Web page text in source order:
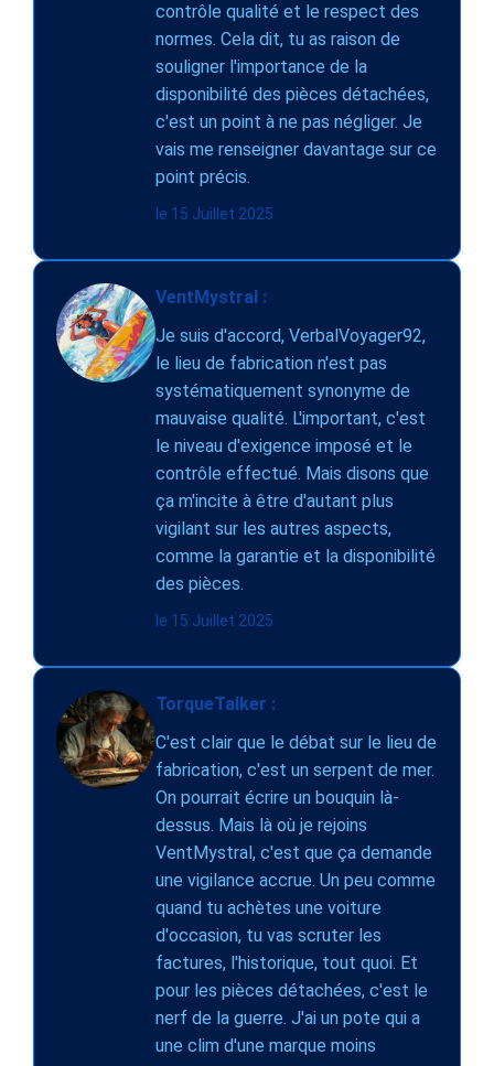
contrôle qualité et le respect des
normes. Cela dit, tu as raison de
souligner l'importance de la
disponibilité des pièces détachées,
c'est un point à ne pas négliger. Je
vais me renseigner davantage sur ce
point précis.
le 15 Juillet 2025
VentMystral :
Je suis d'accord, VerbalVoyager92,
le lieu de fabrication n'est pas
systématiquement synonyme de
mauvaise qualité. L'important, c'est
le niveau d'exigence imposé et le
contrôle effectué. Mais disons que
ça m'incite à être d'autant plus
vigilant sur les autres aspects,
comme la garantie et la disponibilité
des pièces.
le 15 Juillet 2025
TorqueTalker :
C'est clair que le débat sur le lieu de
fabrication, c'est un serpent de mer.
On pourrait écrire un bouquin là-
dessus. Mais là où je rejoins
VentMystral, c'est que ça demande
une vigilance accrue. Un peu comme
quand tu achètes une voiture
d'occasion, tu vas scruter les
factures, l'historique, tout quoi. Et
pour les pièces détachées, c'est le
nerf de la guerre. J'ai un pote qui a
une clim d'une marque moins